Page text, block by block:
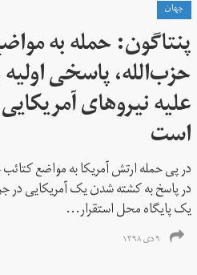
جهان
پنتاگون: حمله به
حزب‌الله، پاسخی
علیه نیروهای
است
در پی حمله ارتش آمریکا به مواضع
در پاسخ به کشته شدن یک آمریکایی در
یک پایگاه محل استقرار...
۹ دی ۱۳۹۸